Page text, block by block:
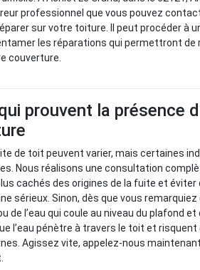
professionnel que vous pouvez
sur votre toiture. Il peut procéder à
les réparations qui permettront de
couverture.
prouvent la présence
de toit peuvent varier, mais certaines
Nous réalisons une consultation
cachés des origines de la fuite et éviter
sérieux. Sinon, dès que vous remarquiez
de l’eau qui coule au niveau du plafond et
l’eau pénètre à travers le toit et risquent
Agissez vite, appelez-nous